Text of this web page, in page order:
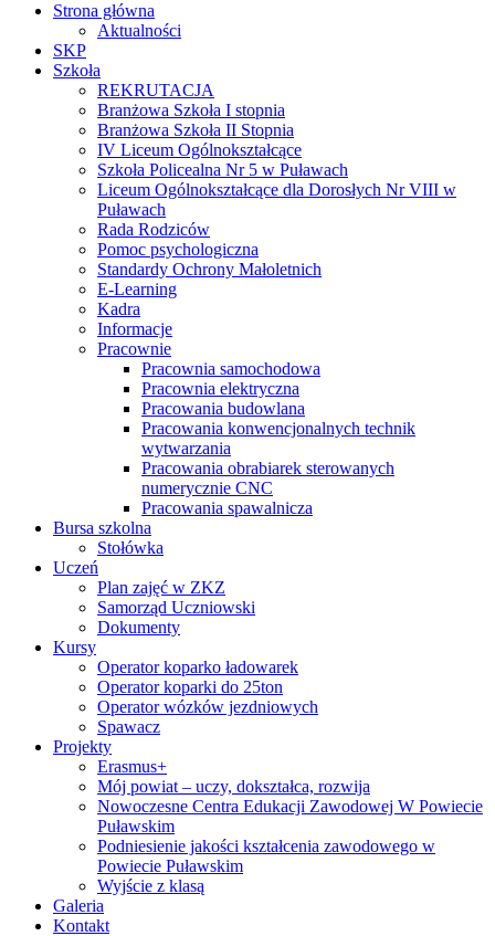
Strona główna
Aktualności
SKP
Szkoła
REKRUTACJA
Branżowa Szkoła I stopnia
Branżowa Szkoła II Stopnia
IV Liceum Ogólnokształcące
Szkoła Policealna Nr 5 w Puławach
Liceum Ogólnokształcące dla Dorosłych Nr VIII w
Puławach
Rada Rodziców
Pomoc psychologiczna
Standardy Ochrony Małoletnich
E-Learning
Kadra
Informacje
Pracownie
Pracownia samochodowa
Pracownia elektryczna
Pracowania budowlana
Pracowania konwencjonalnych technik
wytwarzania
Pracowania obrabiarek sterowanych
numerycznie CNC
Pracowania spawalnicza
Bursa szkolna
Stołówka
Uczeń
Plan zajęć w ZKZ
Samorząd Uczniowski
Dokumenty
Kursy
Operator koparko ładowarek
Operator koparki do 25ton
Operator wózków jezdniowych
Spawacz
Projekty
Erasmus+
Mój powiat – uczy, dokształca, rozwija
Nowoczesne Centra Edukacji Zawodowej W Powiecie
Puławskim
Podniesienie jakości kształcenia zawodowego w
Powiecie Puławskim
Wyjście z klasą
Galeria
Kontakt